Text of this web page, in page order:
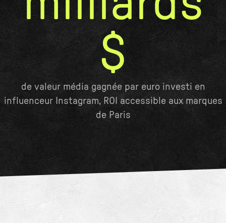
$
de valeur média gagnée par euro investi en
influenceur Instagram, ROI accessible aux marques
de Paris